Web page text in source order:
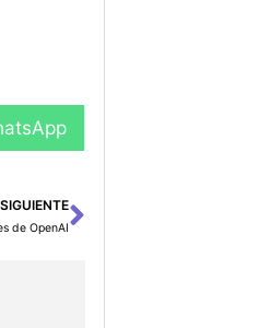
SIGUIENTE
de OpenAISiguiente